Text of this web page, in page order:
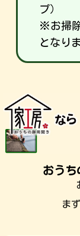
プ）
※お掃除
となり
おうち
ま